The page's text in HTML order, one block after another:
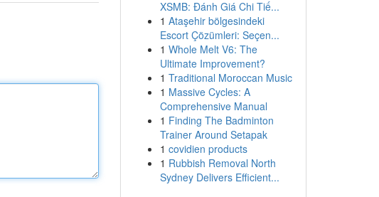
XSMB: Đánh Giá Chi Tiế...
1 Ataşehir bölgesindeki
Escort Çözümleri: Seçen...
1 Whole Melt V6: The
Ultimate Improvement?
1 Traditional Moroccan Music
1 Massive Cycles: A
Comprehensive Manual
1 Finding The Badminton
Trainer Around Setapak
1 covidien products
1 Rubbish Removal North
Sydney Delivers Efficient...